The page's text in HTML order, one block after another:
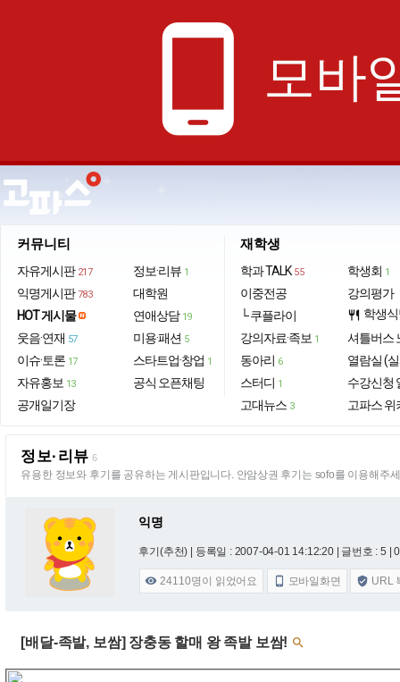
phone_android 모바
커뮤니티
자유게시판 217
익명게시판 783
HOT 게시물
웃음·연재 57
이슈·토론 17
자유홍보 13
공개일기장
정보·리뷰 1
대학원
연애상담 19
미용·패션 5
스타트업·창업 1
공식 오픈채팅
재학생
학과 TALK 55
이중전공
└ 쿠플라이
강의자료·족보 1
동아리 6
스터디 1
고대뉴스 3
학생회 1
강의평가
restaurant 학생
셔틀버스
열람실 (
수강신청
고파스 위
정보·리뷰 6
유용한 정보와 후기를 공유하는 게시판입니다. 안암상권 후기는 sofo를 이용해주
익명
후기(추천) | 등록일 : 2007-04-01 14:12:20 | 글번호 : 5 | 0
 24110명이 읽었어요  모바일화면  URL
[배달-족발, 보쌈] 장충동 할매 왕 족발 보쌈! 